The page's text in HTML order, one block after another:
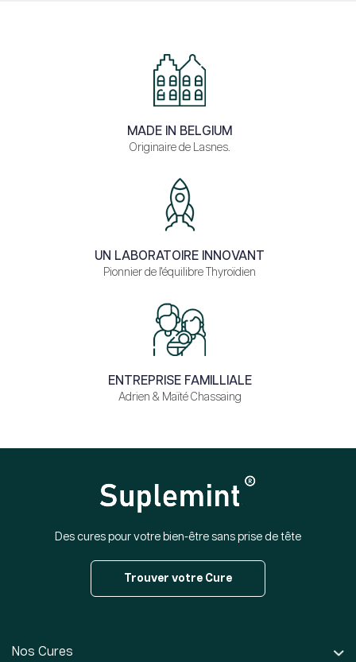
MADE IN BELGIUM
Originaire de Lasnes.
UN LABORATOIRE INNOVANT
Pionnier de l'équilibre Thyroïdien
ENTREPRISE FAMILLIALE
Adrien & Maïté Chassaing
Des cures pour votre bien-être sans prise de tête
Trouver votre Cure
Nos Cures